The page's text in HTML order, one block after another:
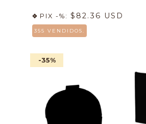
PIX -%:$82.36 USD
355 VENDIDOS.
-35%